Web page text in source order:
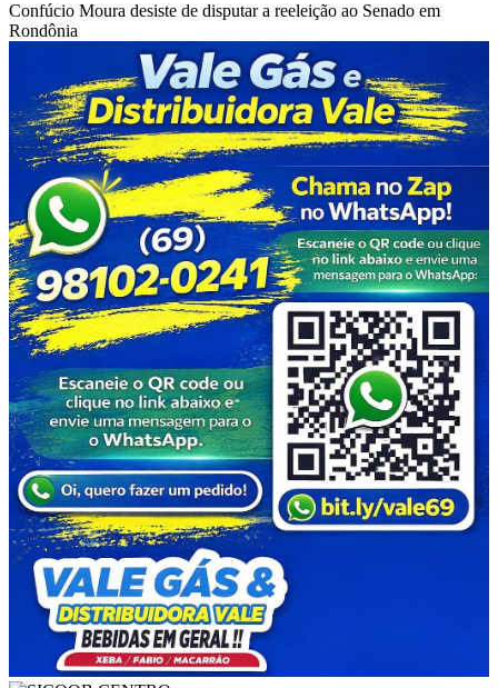
Confúcio Moura desiste de disputar a reeleição ao Senado em
Rondônia